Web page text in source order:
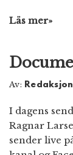
Läs mer»
Av:
I dagens
Ragnar
sender live